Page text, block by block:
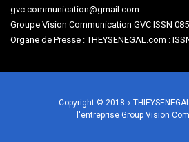
gvc.communication@gmail.com.
Groupe Vision Communication GVC ISSN
Organe de Presse : THEYSENEGAL.com :
Copyright © 2018 «
l'entreprise Group Vision